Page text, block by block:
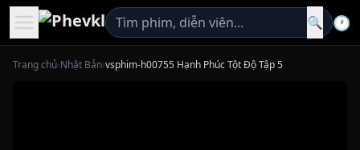
🔍 🕐
Trang chủ›Nhật Bản›vsphim-h00755 Hạnh Phúc Tột Độ Tập 5